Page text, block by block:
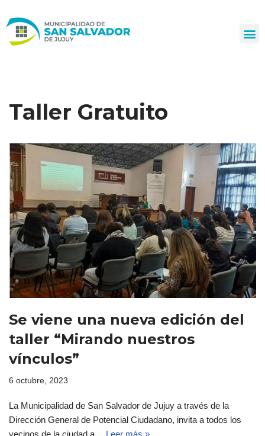
al
Taller Gratuito
Se viene una nueva edición del
taller “Mirando nuestros
vínculos”
6 octubre, 2023
La Municipalidad de San Salvador de Jujuy a través de la
Dirección General de Potencial Ciudadano, invita a todos los